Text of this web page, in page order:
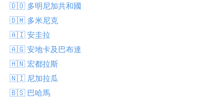
🇩🇴 多明尼加共和國
🇩🇲 多米尼克
🇦🇮 安圭拉
🇦🇬 安地卡及巴布達
🇭🇳 宏都拉斯
🇳🇮 尼加拉瓜
🇧🇸 巴哈馬